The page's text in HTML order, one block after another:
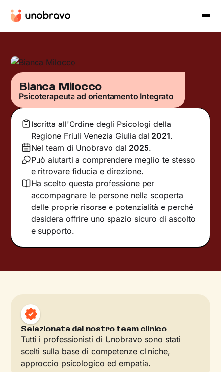
Bianca Milocco
Psicoterapeuta ad orientamento Integrato
Iscritta all'Ordine degli Psicologi della
Regione Friuli Venezia Giulia dal 2021.
Nel team di Unobravo dal 2025.
Può aiutarti a comprendere meglio te stesso
e ritrovare fiducia e direzione.
Ha scelto questa professione per
accompagnare le persone nella scoperta
delle proprie risorse e potenzialità e perché
desidera offrire uno spazio sicuro di ascolto
e supporto.
Selezionata dal nostro team clinico
Tutti i professionisti di Unobravo sono stati
scelti sulla base di competenze cliniche,
approccio psicologico ed empatia.